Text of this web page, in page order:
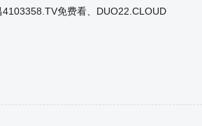
免费看、DUO22.CLOUD